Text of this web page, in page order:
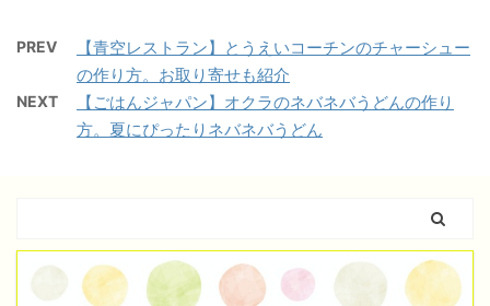
PREV
【青空レストラン】とうえいコーチンのチャーシュー
の作り方。お取り寄せも紹介
NEXT
【ごはんジャパン】オクラのネバネバうどんの作り
方。夏にぴったりネバネバうどん